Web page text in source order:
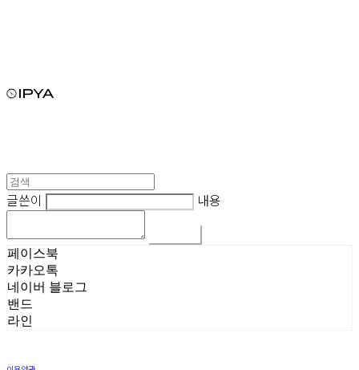
글쓴이 내용
페이스북
카카오톡
네이버 블로그
밴드
라인